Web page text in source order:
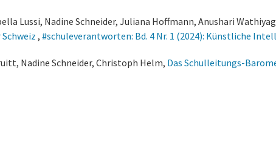
Lussi, Nadine Schneider, Juliana Hoffmann, Anushari
, #schuleverantworten: Bd. 4 Nr. 1 (2024): Künstliche
Nadine Schneider, Christoph Helm, Das Schulleitungs-